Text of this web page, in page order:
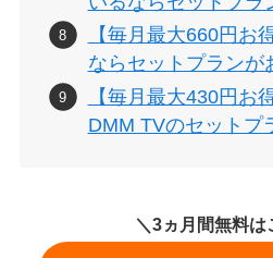
【毎月最大660円お
ならセットプランが
【毎月最大430円お
DMM TVのセットプ
＼3ヵ月間無料は